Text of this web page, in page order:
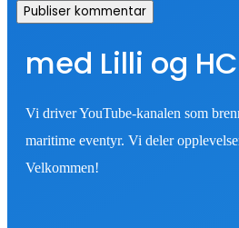
med Lilli og HC
Vi driver YouTube-kanalen som
maritime eventyr. Vi deler
Velkommen!